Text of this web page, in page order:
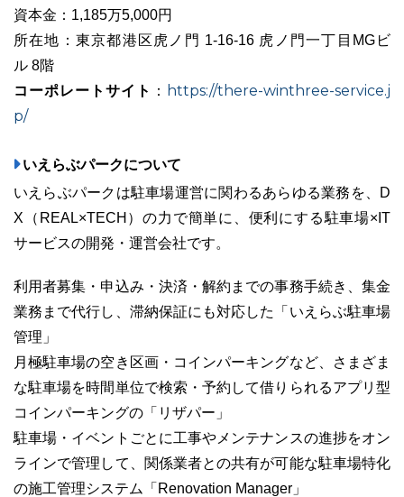
資本金：1,185万5,000円
所在地：東京都港区虎ノ門 1-16-16 虎ノ門一丁目MGビ
ル 8階
コーポレートサイト ：
https://there-winthree-service.j
p/
いえらぶパークについて
いえらぶパークは駐車場運営に関わるあらゆる業務を、D
X（REAL×TECH）の力で簡単に、便利にする駐車場×IT
サービスの開発・運営会社です。
利用者募集・申込み・決済・解約までの事務手続き、集金
業務まで代行し、滞納保証にも対応した「いえらぶ駐車場
管理」
月極駐車場の空き区画・コインパーキングなど、さまざま
な駐車場を時間単位で検索・予約して借りられるアプリ型
コインパーキングの「リザパー」
駐車場・イベントごとに工事やメンテナンスの進捗をオン
ラインで管理して、関係業者との共有が可能な駐車場特化
の施工管理システム「Renovation Manager」